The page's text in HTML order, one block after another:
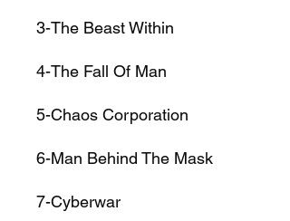
3-The Beast Within
4-The Fall Of Man
5-Chaos Corporation
6-Man Behind The Mask
7-Cyberwar